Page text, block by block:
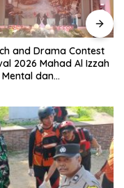
and Drama Contest
2026 Mahad Al Izzah
Mental dan